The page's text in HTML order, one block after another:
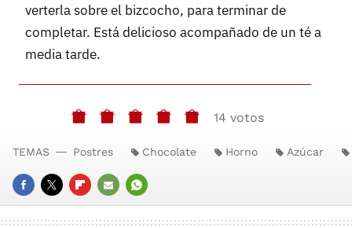
verterla sobre el bizcocho, para terminar de
completar. Está delicioso acompañado de un té a
media tarde.
14 votos
FACEBOOK
TWITTERFLIPBOARD
E-
WHATSAPP
TEMAS Postres Chocolate Horno Azúcar